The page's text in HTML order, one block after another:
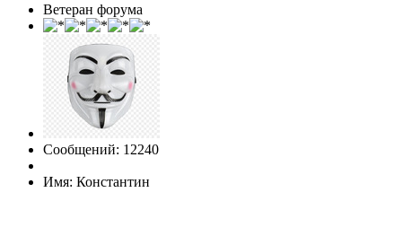
Ветеран форума
Сообщений: 12240
Имя: Константин